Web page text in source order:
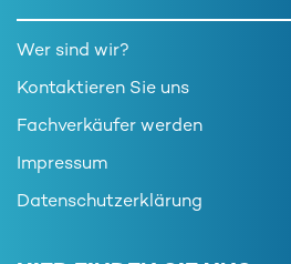
Wer sind wir?
Kontaktieren Sie uns
Fachverkäufer werden
Impressum
Datenschutzerklärung